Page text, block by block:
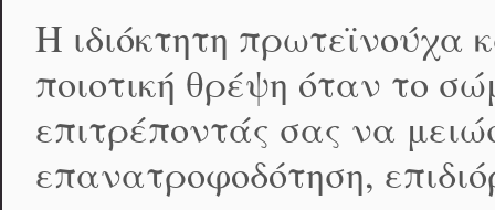
Η ιδιόκτητη πρωτεϊνούχα
ποιοτική θρέψη όταν το
επιτρέποντάς σας να
επανατροφοδότηση,